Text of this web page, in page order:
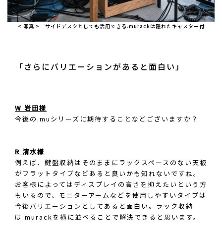
< 写真 > サイドデスクとしても活用できる.murackは隠れたキャスター付
「さらにバリエーションがあると面白い」
W 岩田様
今後の.muシリーズに期待することなどございますか？
R 清水様
例えば、鍵盤収納はそのままにラックスペースのない天板
がフラットタイプなどあると良いかも知れないですね。
お客様によってはディスプレイの高さを抑えたいという方
もいるので、モニターアームなどを使用しやすいタイプは
今後バリエーションとしてあると面白い。ラック収納
は.murackを横に並べることで解決できると思います。